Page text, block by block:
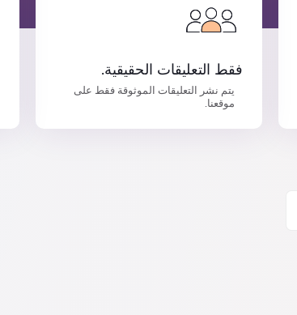
فقط التعليقات الحقيقية.
يتم نشر التعليقات الموثوقة فقط على
موقعنا.